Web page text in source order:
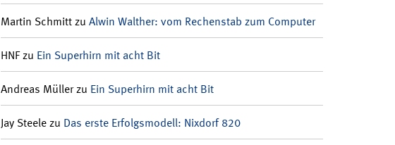
Martin Schmittzu Alwin Walther: vom Rechenstab zum Computer
HNFzu Ein Superhirn mit acht Bit
Andreas Müllerzu Ein Superhirn mit acht Bit
Jay Steelezu Das erste Erfolgsmodell: Nixdorf 820